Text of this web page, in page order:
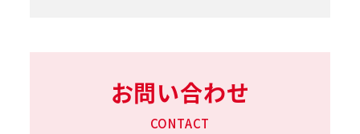
お問い合わせ
CONTACT